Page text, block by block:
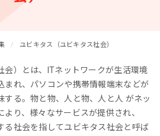
ユビキタス（ユビキタス社会）
会）とは、ITネットワークが生活環境
まれ、パソコンや携帯情報端末などが
する。物と物、人と物、人と人 がネッ
より、様々なサービスが提供され、
る社会を指してユビキタス社会と呼ば